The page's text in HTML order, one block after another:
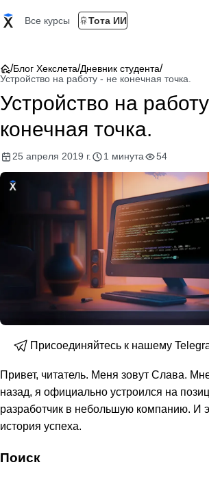
Все курсы Тота ИИ
/Блог Хекслета/Дневник студента/
Устройство на работу - не конечная точка.
Устройство на
конечная точка.
25 апреля 2019 г. 1 минута 54
Присоединяйтесь к нашему
Привет, читатель. Меня зовут Слава.
назад, я официально устроился на
разработчик в небольшую компанию. И
история успеха.
Поиск